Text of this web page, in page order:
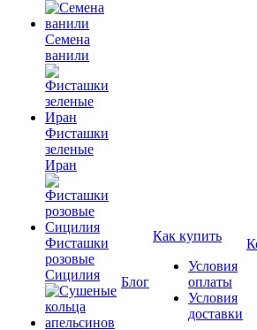
Семена
ванили
Фисташки
зеленые
Иран
Фисташки
розовые
Сицилия
Блог
Как купить
Условия
оплаты
Условия
доставки